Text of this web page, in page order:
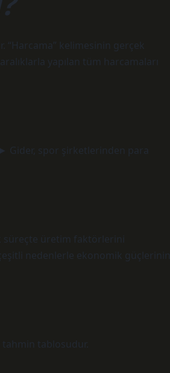
“Harcama” kelimesinin gerçek
yapılan tüm harcamaları
Gider, spor şirketlerinden para
üretim faktörlerini
nedenlerle ekonomik güçlerinin
tablosudur.